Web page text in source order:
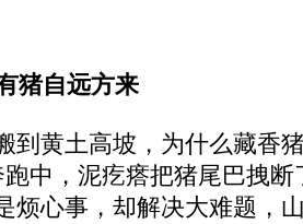
自远方来
黄土高坡，为什么藏香
中，泥疙瘩把猪尾巴拽
烦心事，却解决大难题，